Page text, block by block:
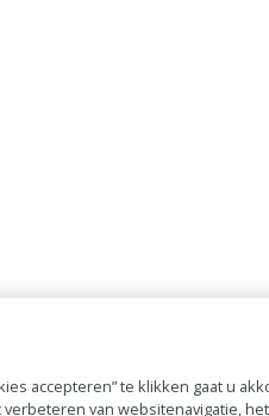
accepteren” te klikken gaat u
verbeteren van websitenavigatie,